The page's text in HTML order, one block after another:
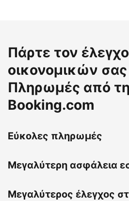
Πάρτε τον
οικονομικών σας
Πληρωμές από
Booking.com
Εύκολες πληρωμές
Μεγαλύτερη ασφάλεια
Μεγαλύτερος έλεγχος